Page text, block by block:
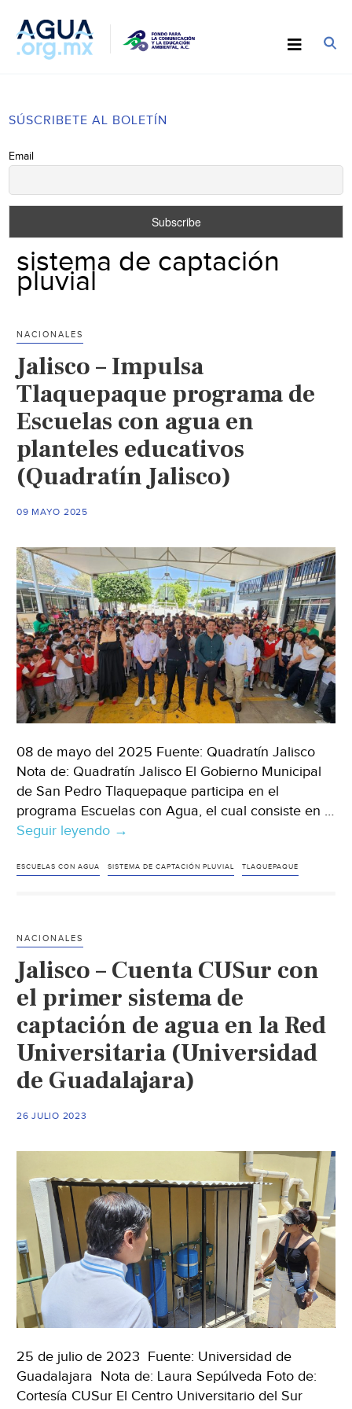
SÚSCRIBETE AL BOLETÍN
Email
sistema de captación
pluvial
NACIONALES
Jalisco – Impulsa
Tlaquepaque programa de
Escuelas con agua en
planteles educativos
(Quadratín Jalisco)
09 MAYO 2025
08 de mayo del 2025 Fuente: Quadratín Jalisco
Nota de: Quadratín Jalisco El Gobierno Municipal
de San Pedro Tlaquepaque participa en el
programa Escuelas con Agua, el cual consiste en …
Seguir leyendo Jalisco
Impulsa
con
agua
en
planteles
educativos
(Quadratín
Jalisco)
→
ESCUELAS CON AGUA SISTEMA DE CAPTACIÓN PLUVIAL TLAQUEPAQUE
NACIONALES
Jalisco – Cuenta CUSur con
el primer sistema de
captación de agua en la Red
Universitaria (Universidad
de Guadalajara)
26 JULIO 2023
25 de julio de 2023 Fuente: Universidad de
Guadalajara Nota de: Laura Sepúlveda Foto de:
Cortesía CUSur El Centro Universitario del Sur